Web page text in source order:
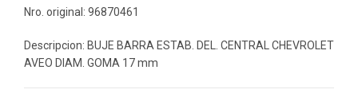
Nro. original: 96870461
Descripcion: BUJE BARRA ESTAB. DEL. CENTRAL CHEVROLET
AVEO DIAM. GOMA 17 mm